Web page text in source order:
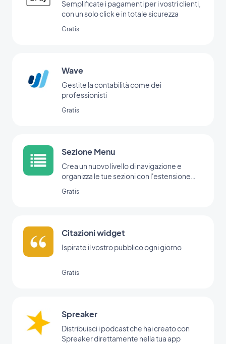
Semplificate i pagamenti per i vostri clienti,
con un solo click e in totale sicurezza
Gratis
Wave
Gestite la contabilità come dei
professionisti
Gratis
Sezione Menu
Crea un nuovo livello di navigazione e
organizza le tue sezioni con l'estensione
Gratis
Citazioni widget
Ispirate il vostro pubblico ogni giorno
Gratis
Spreaker
Distribuisci i podcast che hai creato con
Spreaker direttamente nella tua app